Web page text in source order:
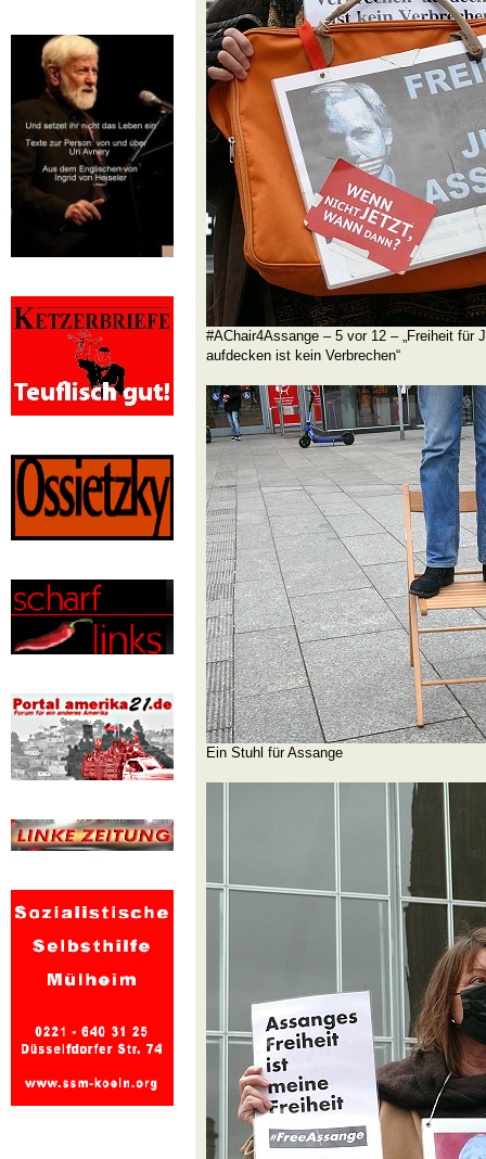
#AChair4Assange – 5 vor 12 – „Freiheit für
aufdecken ist kein Verbrechen“
Ein Stuhl für Assange